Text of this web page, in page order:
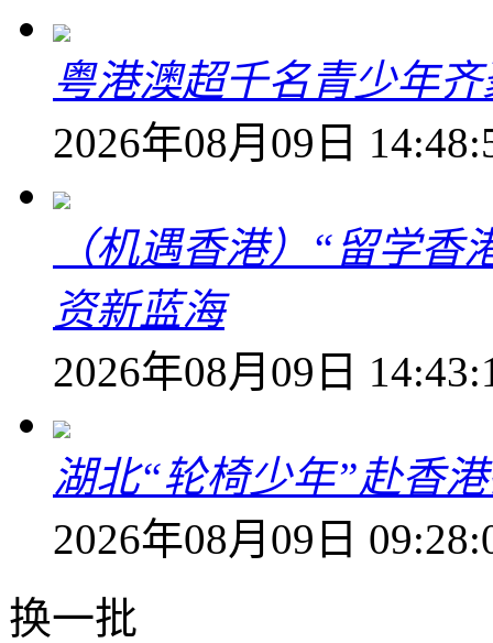
粤港澳超千名青少年
2026年08月09日
（机遇香港）“留学
资新蓝海
2026年08月09日
湖北“轮椅少年”赴香
2026年08月09日
换一批